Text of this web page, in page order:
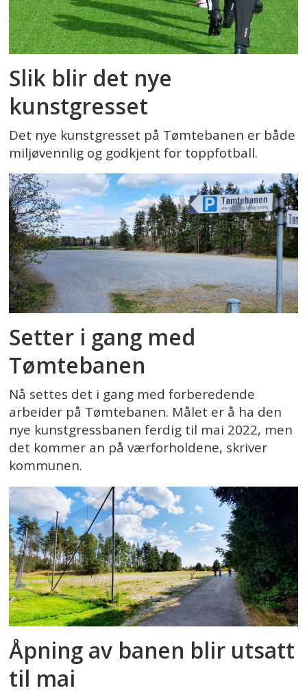
Slik blir det nye
kunstgresset
Det nye kunstgresset på Tømtebanen er både
miljøvennlig og godkjent for toppfotball.
Setter i gang med
Tømtebanen
Nå settes det i gang med forberedende
arbeider på Tømtebanen. Målet er å ha den
nye kunstgressbanen ferdig til mai 2022, men
det kommer an på værforholdene, skriver
kommunen.
Åpning av banen blir utsatt
til mai